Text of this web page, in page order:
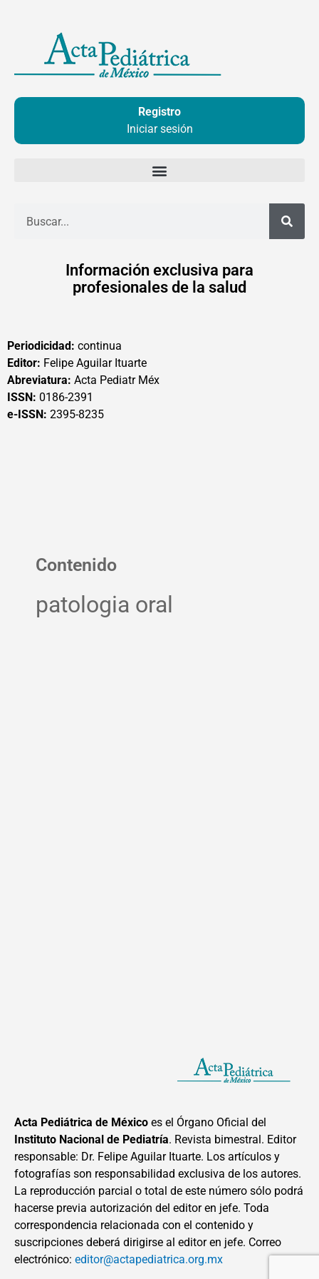
contenido
Registro
Iniciar sesión
Información exclusiva para
profesionales de la salud
Periodicidad: continua
Editor: Felipe Aguilar Ituarte
Abreviatura: Acta Pediatr Méx
ISSN: 0186-2391
e-ISSN: 2395-8235
Contenido
patologia oral
Acta Pediátrica de México es el Órgano Oficial del
Instituto Nacional de Pediatría. Revista bimestral. Editor
responsable: Dr. Felipe Aguilar Ituarte. Los artículos y
fotografías son responsabilidad exclusiva de los autores.
La reproducción parcial o total de este número sólo podrá
hacerse previa autorización del editor en jefe. Toda
correspondencia relacionada con el contenido y
suscripciones deberá dirigirse al editor en jefe. Correo
electrónico: editor@actapediatrica.org.mx